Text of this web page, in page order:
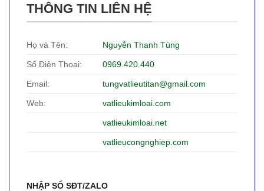
THÔNG TIN LIÊN HỆ
Họ và Tên: Nguyễn Thanh Tùng
Số Điện Thoại: 0969.420.440
Email: tungvatlieutitan@gmail.com
Web: vatlieukimloai.com
vatlieukimloai.net
vatlieucongnghiep.com
NHẬP SỐ SĐT/ZALO